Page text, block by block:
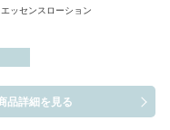
センスローション
品詳細を見る